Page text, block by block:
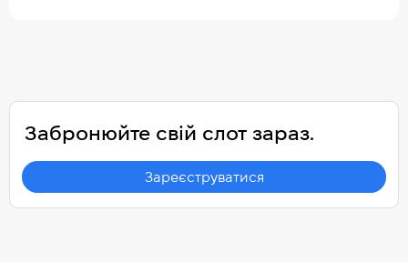
Забронюйте свій слот зараз.
Зареєструватися